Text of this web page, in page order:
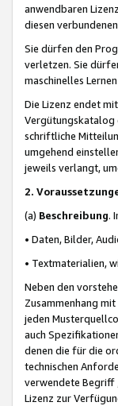
anwendbaren
diesen
Sie dürfen den
verletzen. Sie
maschinelles
Die Lizenz endet
Vergütungskatalog
schriftliche
umgehend
jeweils verlangt,
2.
(a) Beschreibung.
• Daten, Bilder,
• Textmaterialien,
Neben den
Zusammenhang
jeden
auch
denen die für die
technischen
verwendete Begriff
Lizenz zur